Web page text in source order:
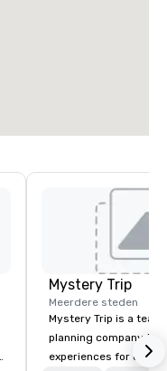
Mystery Trip
Meerdere steden
Mystery Trip is a
planning company
experiences for our